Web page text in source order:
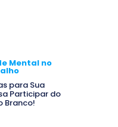
Mental no
para Sua
Participar do
Branco!